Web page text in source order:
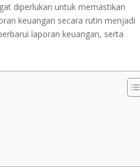
diperlukan untuk memastikan
keuangan secara rutin menjadi
laporan keuangan, serta